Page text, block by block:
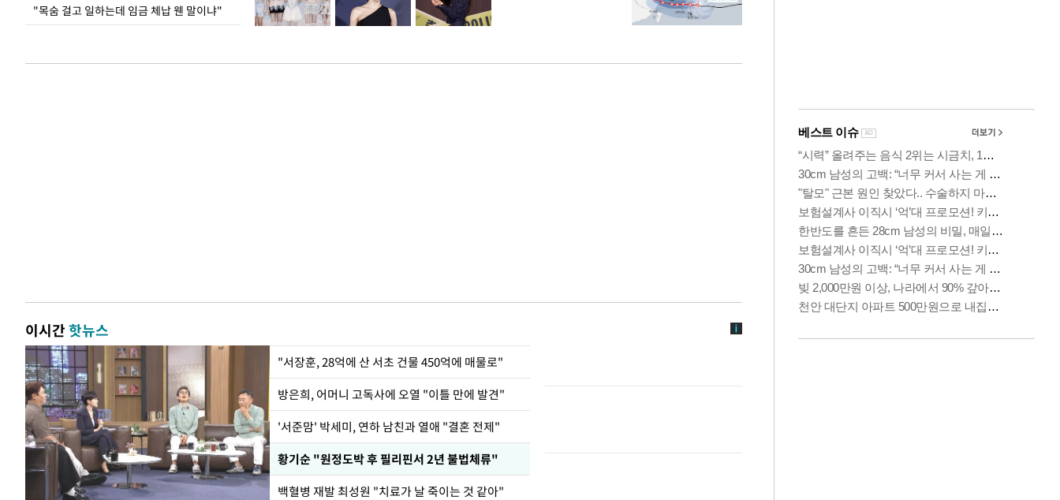
"목숨 걸고 일하는데 임금 체납 웬 말이냐"
이시간핫뉴스
"서장훈, 28억에 산 서초 건물 450억에 매물로"
방은희, 어머니 고독사에 오열 "이틀 만에 발견"
'서준맘' 박세미, 연하 남친과 열애 "결혼 전제"
황기순 "원정도박 후 필리핀서 2년 불법체류"
백혈병 재발 최성원 "치료가 날 죽이는 것 같아"